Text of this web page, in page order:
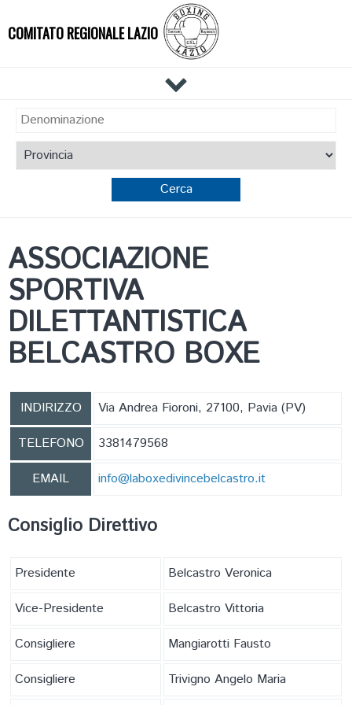
COMITATO REGIONALE LAZIO
NEWS
ATLETI
EVENTI
AFFILIAZIONE E TESSERAMENTO
CARTE FEDERALI
ASSOCIAZIONE
SPORTIVA
DILETTANTISTICA
BELCASTRO BOXE
INDIRIZZO
Via Andrea Fioroni, 27100, Pavia (PV)
TELEFONO
3381479568
EMAIL
info@laboxedivincebelcastro.it
Consiglio Direttivo
Presidente
Belcastro Veronica
Vice-Presidente
Belcastro Vittoria
Consigliere
Mangiarotti Fausto
Consigliere
Trivigno Angelo Maria